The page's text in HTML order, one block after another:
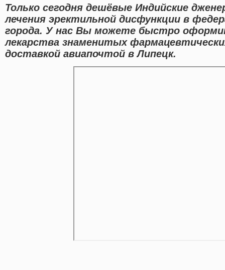
Только сегодня дешёвые Индийские
лечения эректильной дисфункции в
города. У нас Вы можете быстро
лекарства знаменитых
доставкой авиапочтой в Липецк.